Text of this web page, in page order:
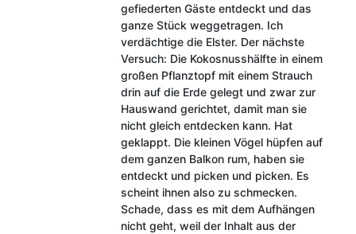
gefiederten Gäste entdeckt und das
ganze Stück weggetragen. Ich
verdächtige die Elster. Der nächste
Versuch: Die Kokosnusshälfte in einem
großen Pflanztopf mit einem Strauch
drin auf die Erde gelegt und zwar zur
Hauswand gerichtet, damit man sie
nicht gleich entdecken kann. Hat
geklappt. Die kleinen Vögel hüpfen auf
dem ganzen Balkon rum, haben sie
entdeckt und picken und picken. Es
scheint ihnen also zu schmecken.
Schade, dass es mit dem Aufhängen
nicht geht, weil der Inhalt aus der